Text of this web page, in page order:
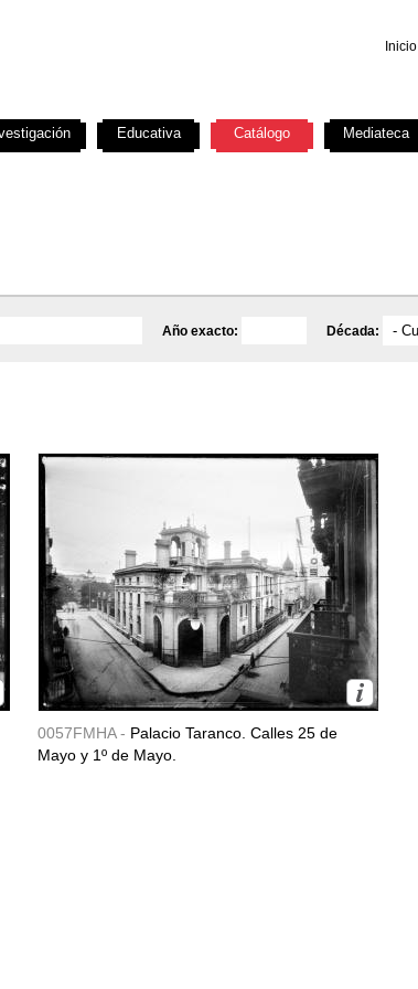
Inicio
Año exacto: Década:
0057FMHA - Palacio Taranco. Calles 25 de
Mayo y 1º de Mayo.
Educativa Catálogo Mediateca